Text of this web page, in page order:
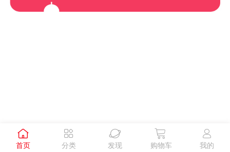

首页

分类

发现

购物车

我的